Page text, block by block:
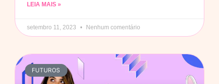
LEIA MAIS »
setembro 11, 2023 Nenhum comentário
FUTUROS